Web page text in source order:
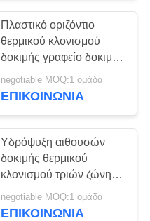
Πλαστικό οριζόντιο
θερμικού κλονισμού
δοκιμής γραφείο δοκιμής
αιθουσών δροσισμένο
νερό
negotiable MOQ:1 ομάδα
ΕΠΙΚΟΙΝΩΝΊΑ
Υδρόψυξη αιθουσών
δοκιμής θερμικού
κλονισμού τριών ζώνης
για την καυτή κρύα
δοκιμή αντίκτυπου
negotiable MOQ:1 ομάδα
ΕΠΙΚΟΙΝΩΝΊΑ